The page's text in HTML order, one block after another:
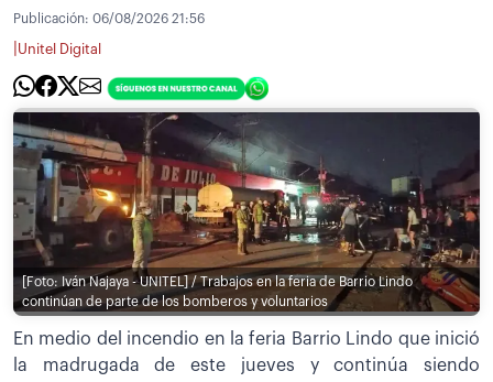
Publicación: 06/08/2026 21:56
Unitel Digital
[Foto: Iván Najaya - UNITEL] / Trabajos en la feria de Barrio Lindo
continúan de parte de los bomberos y voluntarios
En medio del incendio en la feria Barrio Lindo que inició
la madrugada de este jueves y continúa siendo